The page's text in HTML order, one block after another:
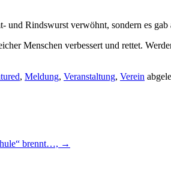
Rindswurst verwöhnt, sondern es
Menschen verbessert und rettet.
, Meldung, Veranstaltung, Verein
brennt…, →